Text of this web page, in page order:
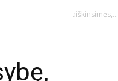
Seimo sesijoje aiškinsimės,...